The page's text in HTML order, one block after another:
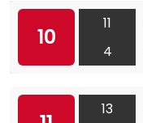
10
11
4
13